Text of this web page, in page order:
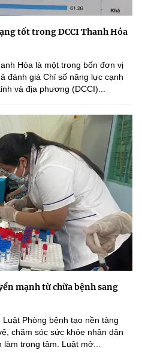
tốt trong DCCI Thanh Hóa
Hóa là một trong bốn đơn vị
đánh giá Chỉ số năng lực cạnh
và địa phương (DCCI)...
mạnh từ chữa bệnh sang
Phòng bệnh tạo nền tảng
chăm sóc sức khỏe nhân dân
trọng tâm. Luật mở...